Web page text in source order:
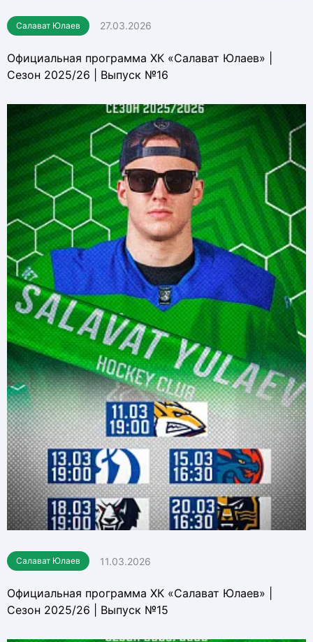
Салават Юлаев 27.03.2026
Официальная программа ХК «Салават Юлаев» |
Сезон 2025/26 | Выпуск №16
Салават Юлаев 11.03.2026
Официальная программа ХК «Салават Юлаев» |
Сезон 2025/26 | Выпуск №15